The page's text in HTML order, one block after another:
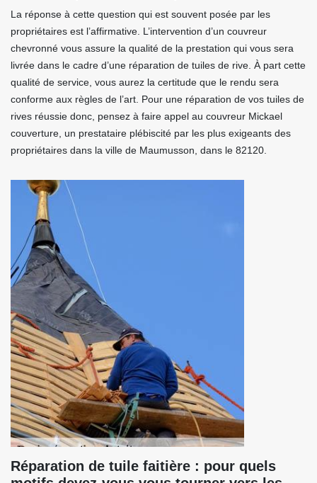
La réponse à cette question qui est souvent posée par les
propriétaires est l’affirmative. L’intervention d’un couvreur
chevronné vous assure la qualité de la prestation qui vous sera
livrée dans le cadre d’une réparation de tuiles de rive. À part cette
qualité de service, vous aurez la certitude que le rendu sera
conforme aux règles de l’art. Pour une réparation de vos tuiles de
rives réussie donc, pensez à faire appel au couvreur Mickael
couverture, un prestataire plébiscité par les plus exigeants des
propriétaires dans la ville de Maumusson, dans le 82120.
Réparation de tuile faitière : pour quels